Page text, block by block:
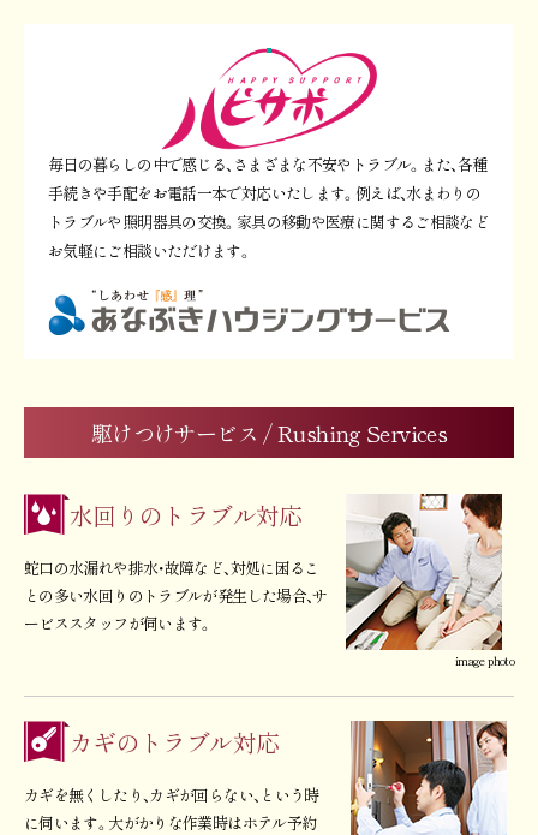
毎日の暮らしの中で感じる、さまざまな不安やトラブル。また、各種
手続きや手配をお電話一本で対応いたします。例えば、水まわりの
トラブルや照明器具の交換。家具の移動や医療に関するご相談など
お気軽にご相談いただけます。
駆けつけサービス /Rushing Services
水回りのトラブル対応
蛇口の水漏れや排水・故障など、対処に困るこ
との多い水回りのトラブルが発生した場合、サ
ービススタッフが伺います。
image photo
カギのトラブル対応
カギを無くしたり、カギが回らない、という時
に伺います。大がかりな作業時はホテル予約